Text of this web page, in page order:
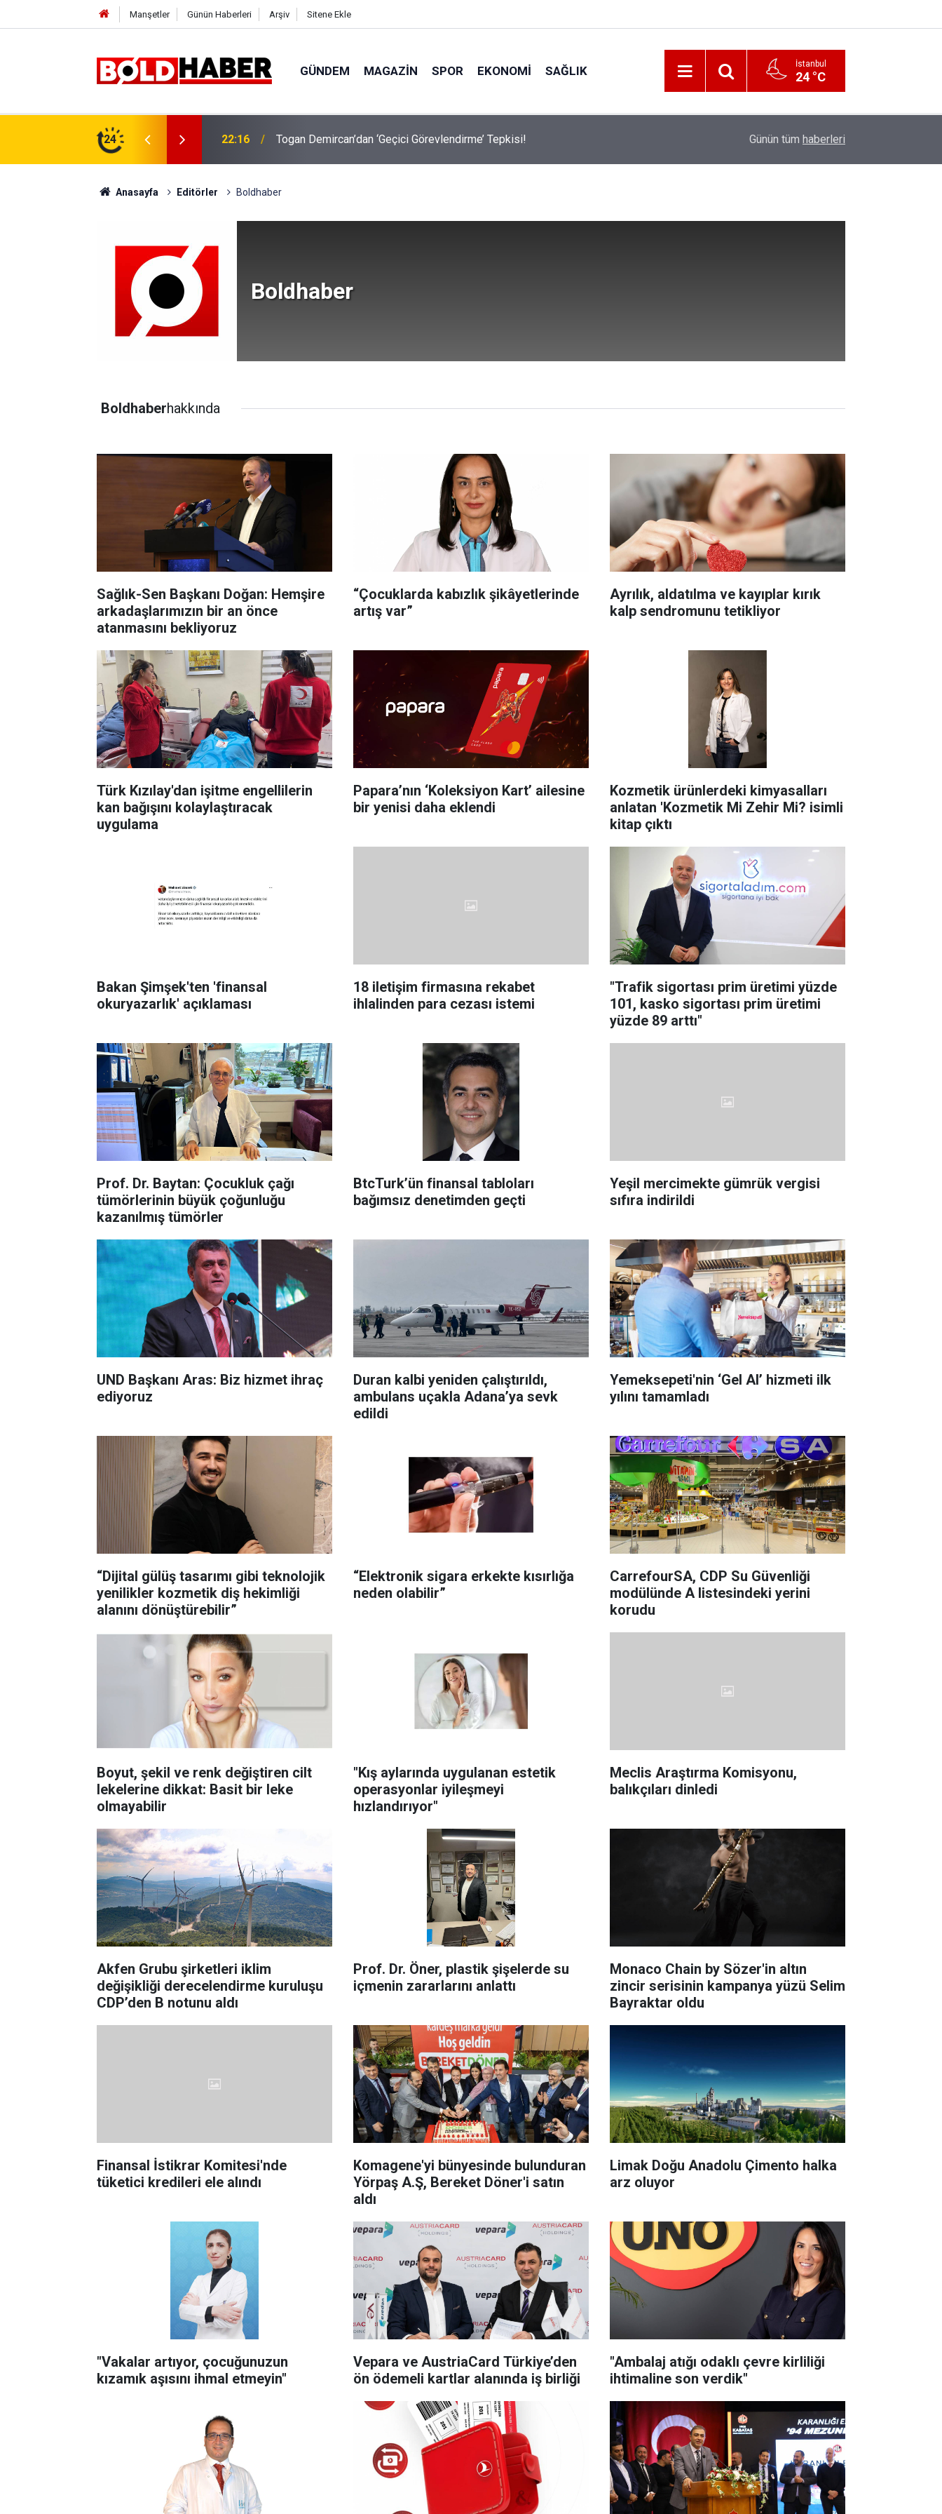
Manşetler Günün Haberleri Arşiv Sitene Ekle
GÜNDEM MAGAZIN SPOR EKONOMI SAĞLIK İstanbul
24 °C
24 19:32 Sıcak Havalarda Ödem Şikayetini Hafife Almayın! İzmir 112’de Kan Donduran İddialar!
Günün tüm haberleri
Anasayfa Editörler Boldhaber
Boldhaber
Boldhaberhakkında
Sağlık-Sen Başkanı Doğan: Hemşire
arkadaşlarımızın bir an önce
atanmasını bekliyoruz
“Çocuklarda kabızlık şikâyetlerinde
artış var”
Ayrılık, aldatılma ve kayıplar kırık
kalp sendromunu tetikliyor
Türk Kızılay'dan işitme engellilerin
kan bağışını kolaylaştıracak
uygulama
Papara’nın ‘Koleksiyon Kart’ ailesine
bir yenisi daha eklendi
Kozmetik ürünlerdeki kimyasalları
anlatan 'Kozmetik Mi Zehir Mi? isimli
kitap çıktı
Bakan Şimşek'ten 'finansal
okuryazarlık' açıklaması
18 iletişim firmasına rekabet
ihlalinden para cezası istemi
"Trafik sigortası prim üretimi yüzde
101, kasko sigortası prim üretimi
yüzde 89 arttı"
Prof. Dr. Baytan: Çocukluk çağı
tümörlerinin büyük çoğunluğu
kazanılmış tümörler
BtcTurk’ün finansal tabloları
bağımsız denetimden geçti
Yeşil mercimekte gümrük vergisi
sıfıra indirildi
UND Başkanı Aras: Biz hizmet ihraç
ediyoruz
Duran kalbi yeniden çalıştırıldı,
ambulans uçakla Adana’ya sevk
edildi
Yemeksepeti'nin ‘Gel Al’ hizmeti ilk
yılını tamamladı
“Dijital gülüş tasarımı gibi teknolojik
yenilikler kozmetik diş hekimliği
alanını dönüştürebilir”
“Elektronik sigara erkekte kısırlığa
neden olabilir”
CarrefourSA, CDP Su Güvenliği
modülünde A listesindeki yerini
korudu
Boyut, şekil ve renk değiştiren cilt
lekelerine dikkat: Basit bir leke
olmayabilir
"Kış aylarında uygulanan estetik
operasyonlar iyileşmeyi
hızlandırıyor"
Meclis Araştırma Komisyonu,
balıkçıları dinledi
Akfen Grubu şirketleri iklim
değişikliği derecelendirme kuruluşu
CDP’den B notunu aldı
Prof. Dr. Öner, plastik şişelerde su
içmenin zararlarını anlattı
Monaco Chain by Sözer'in altın
zincir serisinin kampanya yüzü Selim
Bayraktar oldu
Finansal İstikrar Komitesi'nde
tüketici kredileri ele alındı
Komagene'yi bünyesinde bulunduran
Yörpaş A.Ş, Bereket Döner'i satın
aldı
Limak Doğu Anadolu Çimento halka
arz oluyor
"Vakalar artıyor, çocuğunuzun
kızamık aşısını ihmal etmeyin"
Vepara ve AustriaCard Türkiye’den
ön ödemeli kartlar alanında iş birliği
"Ambalaj atığı odaklı çevre kirliliği
ihtimaline son verdik"